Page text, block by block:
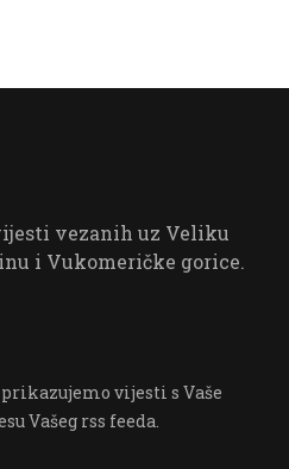
vezanih uz Veliku
i Vukomeričke gorice.
vijesti s Vaše
Vašeg rss feeda.